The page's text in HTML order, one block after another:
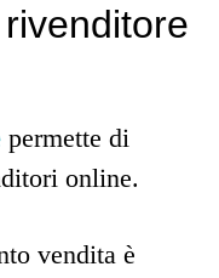
permette di
online.
vendita è